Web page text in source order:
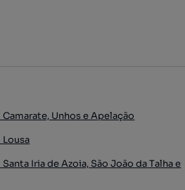
Unhos e Apelação
Iria de Azoia, São João da Talha e